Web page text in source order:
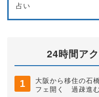
占い
24時間ア
大阪から移住の石
フェ開く 過疎進